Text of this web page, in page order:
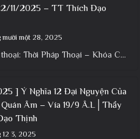
11/2025 – TT Thích Đạo
mười một 28, 2025
+ Pháp thoại: Thời Pháp Thoại – Khóa Chuyên Tu Ngày 22/11/2025 – TT Thích Đạo Thịnh + Album: Pháp
] Ý Nghĩa 12 Đại Nguyện Của
Âm – Vía 19/9 Â.L│Thầy
Thịnh
12 3, 2025